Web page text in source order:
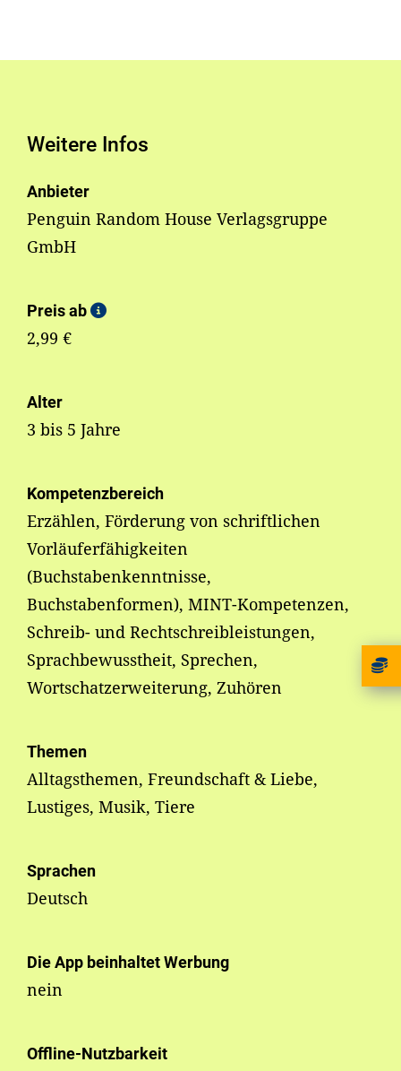
Weitere Infos
Anbieter
Penguin Random House Verlagsgruppe
GmbH
Preis ab
2,99 €
Alter
3 bis 5 Jahre
Kompetenzbereich
Erzählen, Förderung von schriftlichen
Vorläuferfähigkeiten
(Buchstabenkenntnisse,
Buchstabenformen), MINT-Kompetenzen,
Schreib- und Rechtschreibleistungen,
Sprachbewusstheit, Sprechen,
Wortschatzerweiterung, Zuhören
Themen
Alltagsthemen, Freundschaft & Liebe,
Lustiges, Musik, Tiere
Sprachen
Deutsch
Die App beinhaltet Werbung
nein
Offline-Nutzbarkeit